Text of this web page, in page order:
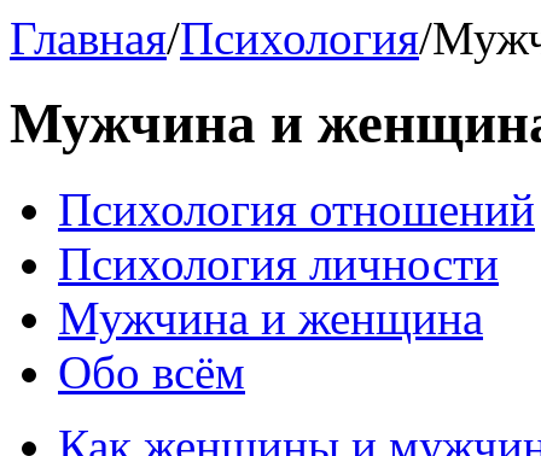
Главная/Психология/
Мужчина и
Психология отношений
Психология личности
Мужчина и женщина
Обо всём
Как женщины и